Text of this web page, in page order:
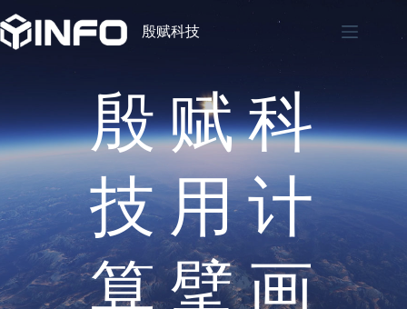
to
content
殷赋科技
殷赋科
技用计
算擘画